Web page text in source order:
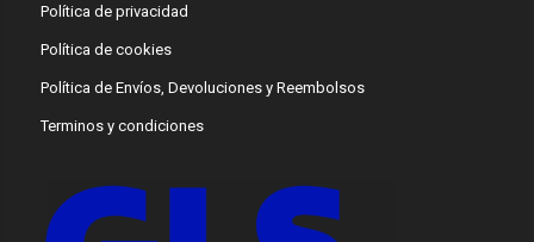
Política de privacidad
Política de cookies
Política de Envíos, Devoluciones y Reembolsos
Terminos y condiciones